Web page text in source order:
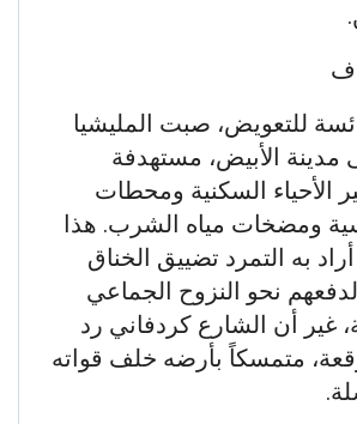
للتعويض، صبت المليشيا
مدينة الأبيض، مستهدفة
الأحياء السكنية ومحطات
ومضخات مياه الشرب. هذا
به التمرد تضييق الخناق
نحو النزوح الجماعي
غير أن الشارع كردفاني رد
متمسكاً بأرضه خلف قواته